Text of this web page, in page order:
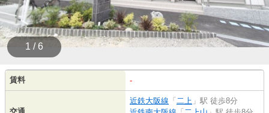
1 / 6
賃料 -
近鉄大阪線 「 二上 」駅 徒歩8分